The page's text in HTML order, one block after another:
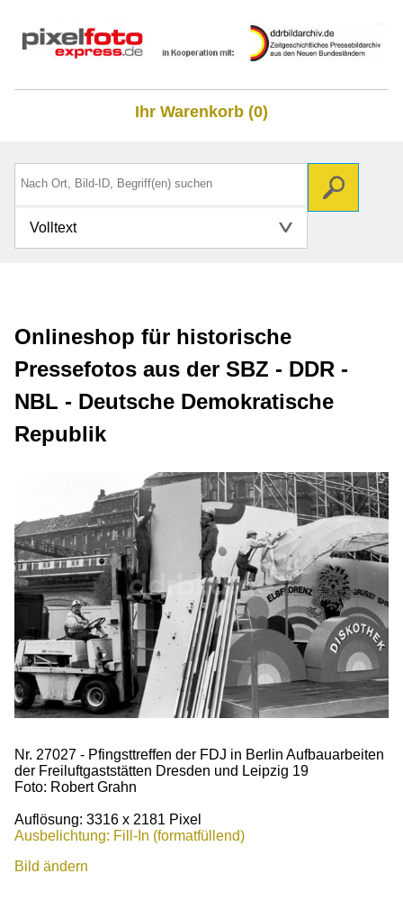
Ihr Warenkorb (0)
Volltext
Onlineshop für historische
Pressefotos aus der SBZ - DDR -
NBL - Deutsche Demokratische
Republik
Nr. 27027 - Pfingsttreffen der FDJ in Berlin Aufbauarbeiten
der Freiluftgaststätten Dresden und Leipzig 19
Foto: Robert Grahn
Auflösung: 3316 x 2181 Pixel
Ausbelichtung: Fill-In (formatfüllend)
Bild ändern